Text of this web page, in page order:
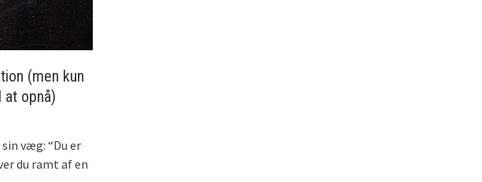
(men kun
opnå)
væg: “Du er
du ramt af en